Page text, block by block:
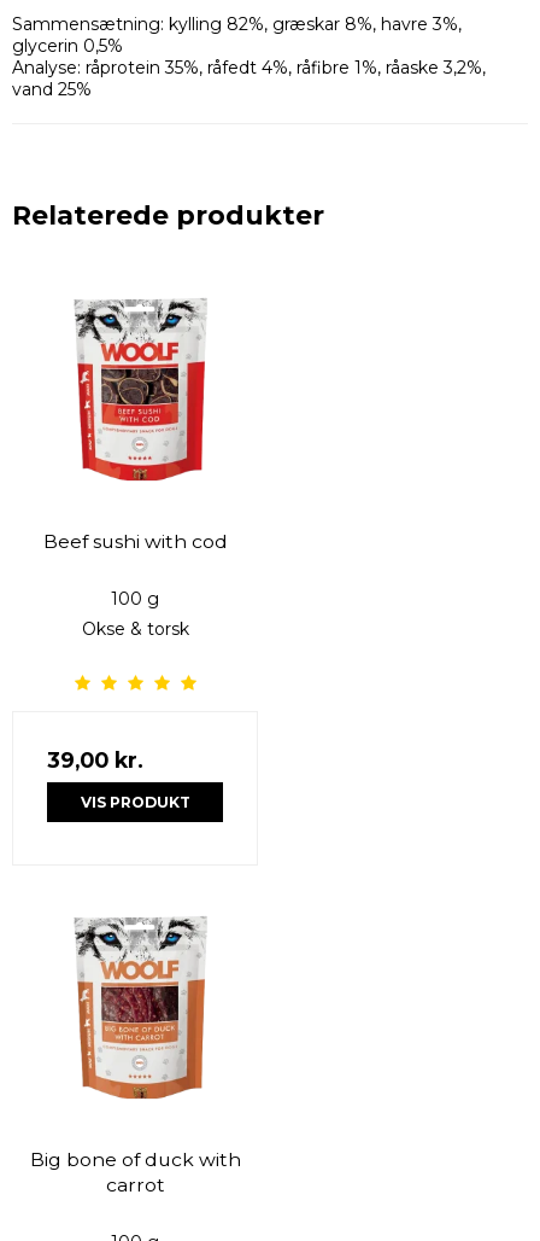
Sammensætning: kylling 82%, græskar 8%, havre 3%,
glycerin 0,5%
Analyse: råprotein 35%, råfedt 4%, råfibre 1%, råaske 3,2%,
vand 25%
Relaterede produkter
Beef sushi with cod
100 g
Okse & torsk
39,00 kr.
VIS PRODUKT
Big bone of duck with
carrot